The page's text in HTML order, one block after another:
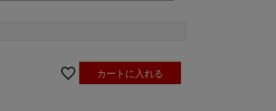
カートに入れる